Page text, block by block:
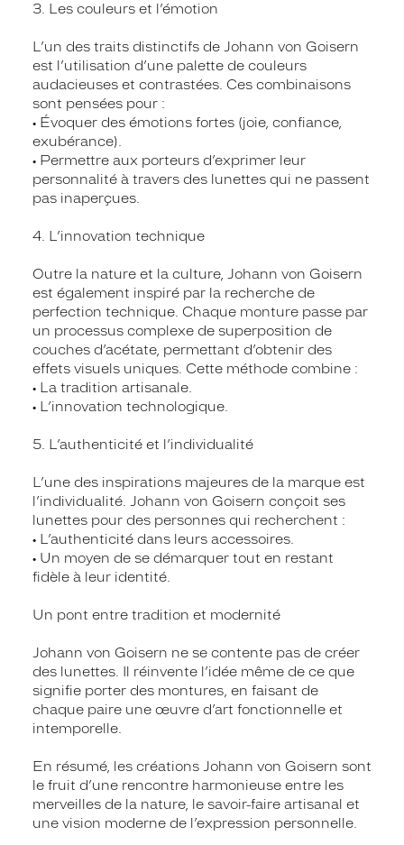
3. Les couleurs et l’émotion
L’un des traits distinctifs de Johann von Goisern
est l’utilisation d’une palette de couleurs
audacieuses et contrastées. Ces combinaisons
sont pensées pour :
• Évoquer des émotions fortes (joie, confiance,
exubérance).
• Permettre aux porteurs d’exprimer leur
personnalité à travers des lunettes qui ne passent
pas inaperçues.
4. L’innovation technique
Outre la nature et la culture, Johann von Goisern
est également inspiré par la recherche de
perfection technique. Chaque monture passe par
un processus complexe de superposition de
couches d’acétate, permettant d’obtenir des
effets visuels uniques. Cette méthode combine :
• La tradition artisanale.
• L’innovation technologique.
5. L’authenticité et l’individualité
L’une des inspirations majeures de la marque est
l’individualité. Johann von Goisern conçoit ses
lunettes pour des personnes qui recherchent :
• L’authenticité dans leurs accessoires.
• Un moyen de se démarquer tout en restant
fidèle à leur identité.
Un pont entre tradition et modernité
Johann von Goisern ne se contente pas de créer
des lunettes. Il réinvente l’idée même de ce que
signifie porter des montures, en faisant de
chaque paire une œuvre d’art fonctionnelle et
intemporelle.
En résumé, les créations Johann von Goisern sont
le fruit d’une rencontre harmonieuse entre les
merveilles de la nature, le savoir-faire artisanal et
une vision moderne de l’expression personnelle.